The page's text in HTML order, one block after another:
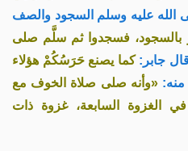
الله عليه وسلم السجود والصف
بالسجود، فسجدوا ثم سلَّم صلى
جابر: كما يصنع حَرَسُكُمْ هؤلاء
«وأنه صلى صلاة الخوف مع
الغزوة السابعة، غزوة ذات